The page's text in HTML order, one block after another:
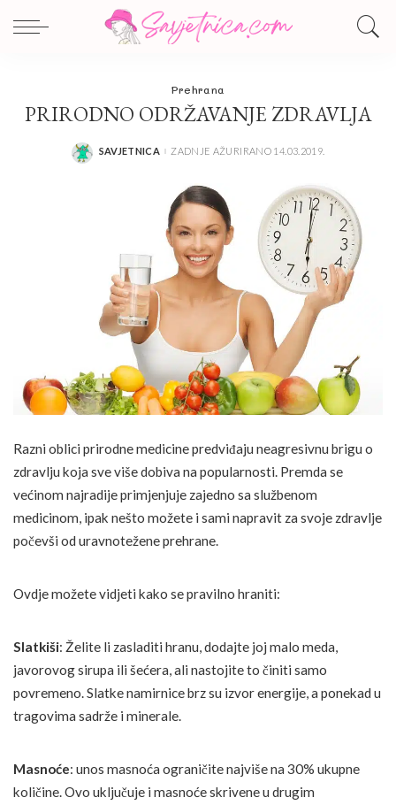
Prehrana
PRIRODNO ODRŽAVANJE ZDRAVLJA
POSTED
SAVJETNICA ZADNJE AŽURIRANO 14.03.2019.
Razni oblici prirodne medicine predviđaju neagresivnu brigu o
zdravlju koja sve više dobiva na popularnosti. Premda se
većinom najradije primjenjuje zajedno sa službenom
medicinom, ipak nešto možete i sami napravit za svoje zdravlje
počevši od uravnotežene prehrane.
Ovdje možete vidjeti kako se pravilno hraniti:
Slatkiši: Želite li zasladiti hranu, dodajte joj malo meda,
javorovog sirupa ili šećera, ali nastojite to činiti samo
povremeno. Slatke namirnice brz su izvor energije, a ponekad u
tragovima sadrže i minerale.
Masnoće: unos masnoća ograničite najviše na 30% ukupne
količine. Ovo uključuje i masnoće skrivene u drugim